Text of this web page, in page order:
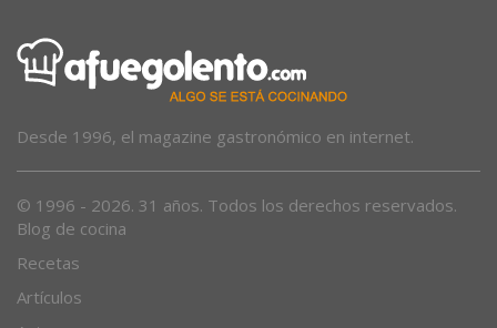
Desde 1996, el magazine gastronómico en internet.
© 1996 - 2026. 31 años. Todos los derechos reservados.
Blog de cocina
Recetas
Artículos